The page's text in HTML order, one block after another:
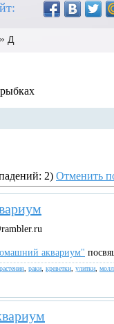
» Д
2) Отменить
аквариум"
растения раки креветки улитки